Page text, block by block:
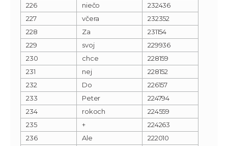
226
niečo
232436
227
včera
232352
228
Za
231154
229
svoj
229936
230
chce
228159
231
nej
228152
232
Do
226157
233
Peter
224794
234
rokoch
224559
235
+
224263
236
Ale
222010